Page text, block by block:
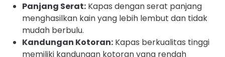
Panjang Serat: Kapas dengan serat panjang
menghasilkan kain yang lebih lembut dan tidak
mudah berbulu.
Kandungan Kotoran: Kapas berkualitas tinggi
memiliki kandungan kotoran yang rendah